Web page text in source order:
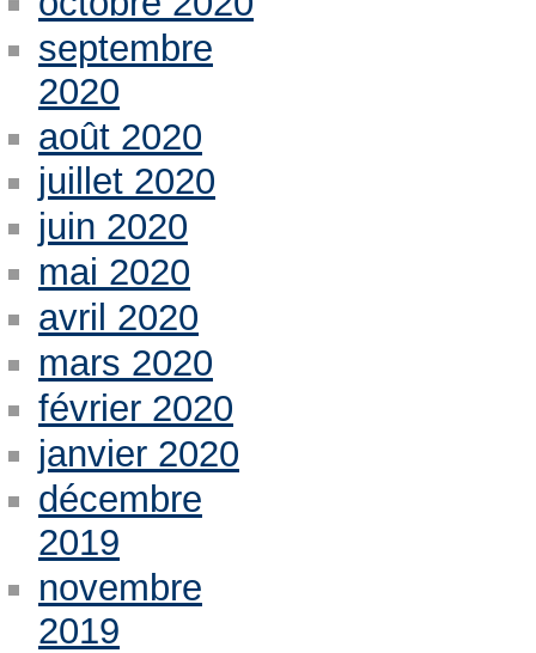
septembre
2020
août 2020
juillet 2020
juin 2020
mai 2020
avril 2020
mars 2020
février 2020
janvier 2020
décembre
2019
novembre
2019